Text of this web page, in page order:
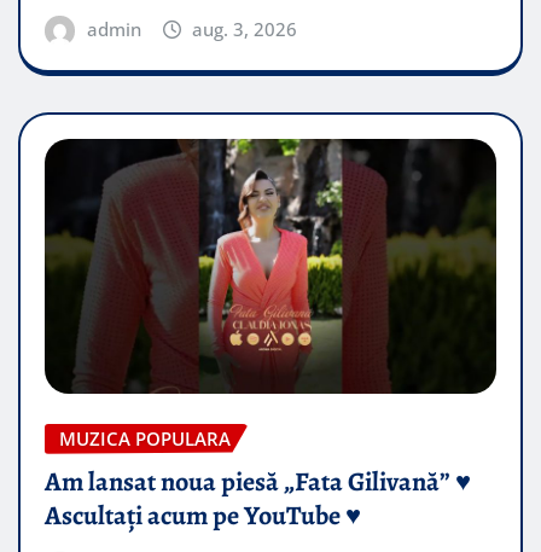
admin aug. 3, 2026
MUZICA POPULARA
Am lansat noua piesă „Fata Gilivană” ♥️
Ascultați acum pe YouTube ♥️